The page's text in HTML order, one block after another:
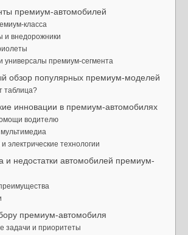
премиум-автомобилей
класса
и внедорожники
универсалы премиум-сегмента
обзор популярных премиум-моделей
таблица?
инновации в премиум-автомобилях
водителю
электрические технологии
и недостатки автомобилей премиум-
премиум-автомобиля
задачи и приоритеты